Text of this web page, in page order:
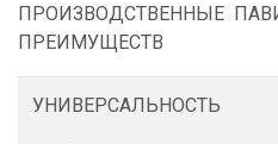
ПРОИЗВОДСТВЕННЫЕ
ПРЕИМУЩЕСТВ
УНИВЕРСАЛЬНОСТЬ